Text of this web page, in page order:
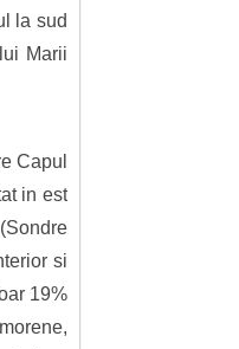
la sud
Marii
Capul
in est
si
19%